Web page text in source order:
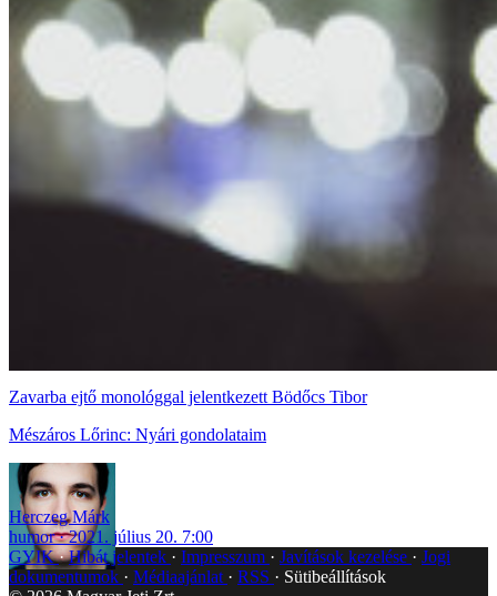
Zavarba ejtő monológgal jelentkezett Bödőcs Tibor
Mészáros Lőrinc: Nyári gondolataim
Herczeg Márk
humor
2021. július 20. 7:00
GYIK Hibát jelentek Impresszum Javítások kezelése
Jogi
dokumentumok
Médiaajánlat RSS
Sütibeállítások